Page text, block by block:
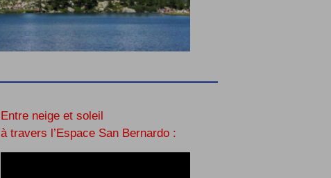
Entre neige et soleil
à travers l’Espace San Bernardo :